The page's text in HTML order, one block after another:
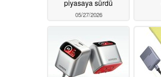
piyasaya sürdü
05/27/2026